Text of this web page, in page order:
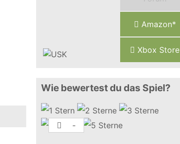
Amazon*
Xbox Store
Wie bewertest du das Spiel?
-